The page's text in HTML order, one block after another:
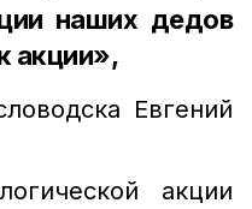
наших дедов
акции»,
Евгений
акции